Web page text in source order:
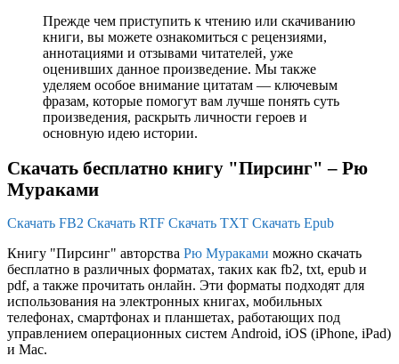
Прежде чем приступить к чтению или скачиванию
книги, вы можете ознакомиться с рецензиями,
аннотациями и отзывами читателей, уже
оценивших данное произведение. Мы также
уделяем особое внимание цитатам — ключевым
фразам, которые помогут вам лучше понять суть
произведения, раскрыть личности героев и
основную идею истории.
Скачать бесплатно книгу "Пирсинг" – Рю
Мураками
Скачать FB2 Скачать RTF Скачать TXT Скачать Epub
Книгу "Пирсинг" авторства Рю Мураками можно скачать
бесплатно в различных форматах, таких как fb2, txt, epub и
pdf, а также прочитать онлайн. Эти форматы подходят для
использования на электронных книгах, мобильных
телефонах, смартфонах и планшетах, работающих под
управлением операционных систем Android, iOS (iPhone, iPad)
и Mac.